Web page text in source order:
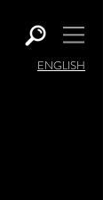
ENGLISH